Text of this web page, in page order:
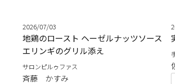
2026/07/03
地鶏のロースト ヘーゼルナッツソース
エリンギのグリル添え
サロンピルゥファス
斉藤 かすみ